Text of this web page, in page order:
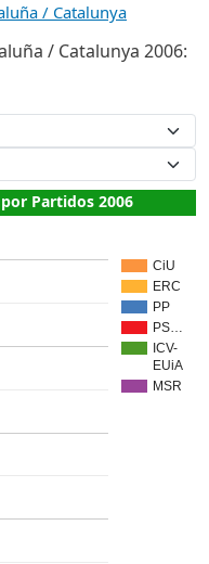
/ Catalunya
/ Catalunya 2006:
Partidos 2006
CiU
ERC
PP
PS…
ICV-
EUiA
MSR